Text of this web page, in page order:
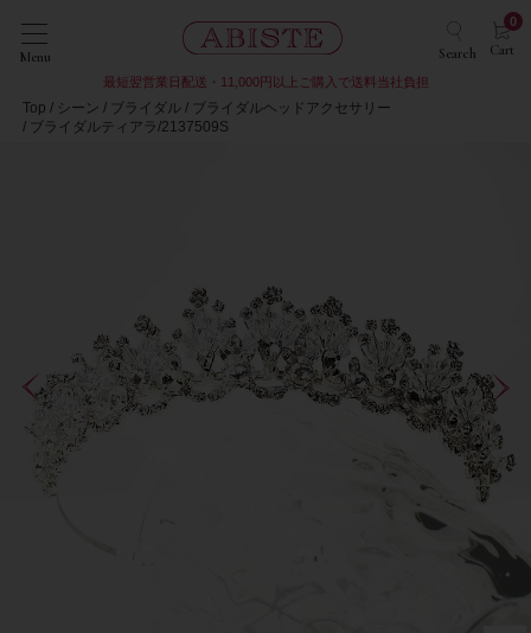
Menu Search Cart
0
最短翌営業日配送・11,000円以上ご購入で送料当社負担
Top シーン ブライダル
ブライダルヘッドアクセサリー
ブライダルティアラ/2137509S